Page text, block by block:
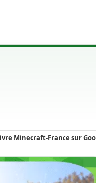
Minecraft-France sur